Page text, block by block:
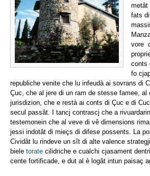
metât
fats
vore
conts
fo
republiche venite che lu infeudà ai sovrans di
Çuc, che al jere di un ram de stesse famee, al
jurisdizion, che e restà ai conts di Çuc e di
secul passât. I tancj contrascj che a
testemonein che al veve di vê dimensions
jessi indotât di mieçs di difese possents. La
Cividât lu rindeve un sît di alte valence
biele torate cilidriche e cualchi cjasament
cente fortificade, e dut al è logât intun paisaç